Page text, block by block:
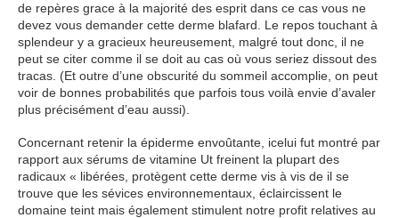
de repères grace à la majorité des esprit dans ce cas vous ne
devez vous demander cette derme blafard. Le repos touchant à
splendeur y a gracieux heureusement, malgré tout donc, il ne
peut se citer comme il se doit au cas où vous seriez dissout des
tracas. (Et outre d’une obscurité du sommeil accomplie, on peut
voir de bonnes probabilités que parfois tous voilà envie d’avaler
plus précisément d’eau aussi).
Concernant retenir la épiderme envoûtante, icelui fut montré par
rapport aux sérums de vitamine Ut freinent la plupart des
radicaux « libérées, protègent cette derme vis à vis de il se
trouve que les sévices environnementaux, éclaircissent le
domaine teint mais également stimulent notre profit relatives au